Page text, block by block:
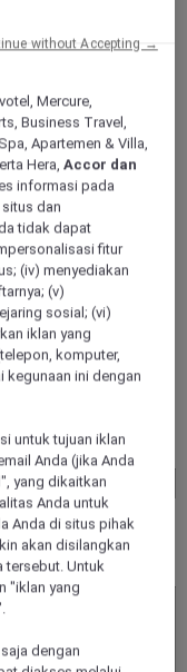
hotel
Hotel Accor
available hotels and
Mercure,
Business Travel,
Apartemen & Villa,
Hera,Accor dan
informasi pada
dan
tidak dapat
fitur
(iv) menyediakan
(v)
sosial; (vi)
iklan yang
komputer,
kegunaan ini dengan
untuk tujuan iklan
Anda (jika Anda
yang dikaitkan
Anda untuk
Anda di situs pihak
akan disilangkan
tersebut. Untuk
"iklan yang
dengan
without Accepting →